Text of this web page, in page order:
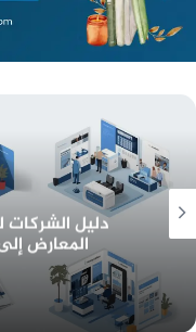
معرفة أسعار